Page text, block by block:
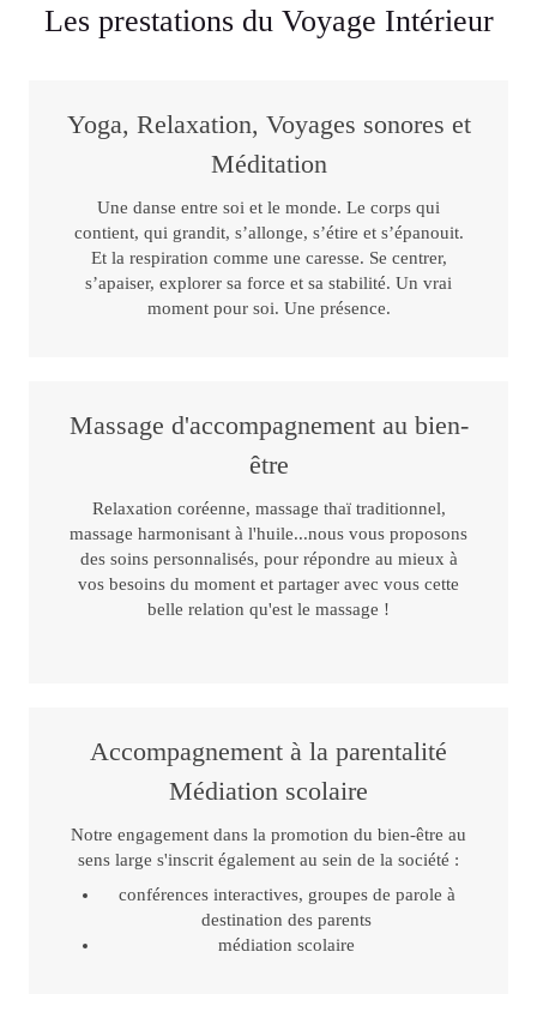
Les prestations du Voyage Intérieur
Yoga, Relaxation, Voyages sonores et
Méditation
Une danse entre soi et le monde. Le corps qui
contient, qui grandit, s’allonge, s’étire et s’épanouit.
Et la respiration comme une caresse. Se centrer,
s’apaiser, explorer sa force et sa stabilité. Un vrai
moment pour soi. Une présence.
Massage d'accompagnement au bien-
être
Relaxation coréenne, massage thaï traditionnel,
massage harmonisant à l'huile...nous vous proposons
des soins personnalisés, pour répondre au mieux à
vos besoins du moment et partager avec vous cette
belle relation qu'est le massage !
Accompagnement à la parentalité
Médiation scolaire
Notre engagement dans la promotion du bien-être au
sens large s'inscrit également au sein de la société :
conférences interactives, groupes de parole à
destination des parents
médiation scolaire